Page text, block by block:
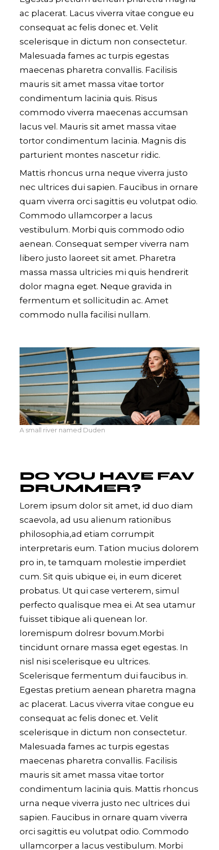
ac placerat. Lacus viverra vitae congue eu
consequat ac felis donec et. Velit
scelerisque in dictum non consectetur.
Malesuada fames ac turpis egestas
maecenas pharetra convallis. Facilisis
mauris sit amet massa vitae tortor
condimentum lacinia quis. Risus
commodo viverra maecenas accumsan
lacus vel. Mauris sit amet massa vitae
tortor condimentum lacinia. Magnis dis
parturient montes nascetur ridic.
Mattis rhoncus urna neque viverra justo
nec ultrices dui sapien. Faucibus in ornare
quam viverra orci sagittis eu volutpat odio.
Commodo ullamcorper a lacus
vestibulum. Morbi quis commodo odio
aenean. Consequat semper viverra nam
libero justo laoreet sit amet. Pharetra
massa massa ultricies mi quis hendrerit
dolor magna eget. Neque gravida in
fermentum et sollicitudin ac. Amet
commodo nulla facilisi nullam.
A small river named Duden
DO YOU HAVE FAV
DRUMMER?
Lorem ipsum dolor sit amet, id duo diam
scaevola, ad usu alienum rationibus
philosophia,ad etiam corrumpit
interpretaris eum. Tation mucius dolorem
pro in, te tamquam molestie imperdiet
cum. Sit quis ubique ei, in eum diceret
probatus. Ut qui case verterem, simul
perfecto qualisque mea ei. At sea utamur
fuisset tibique ali quenean lor.
loremispum dolresr bovum.Morbi
tincidunt ornare massa eget egestas. In
nisl nisi scelerisque eu ultrices.
Scelerisque fermentum dui faucibus in.
Egestas pretium aenean pharetra magna
ac placerat. Lacus viverra vitae congue eu
consequat ac felis donec et. Velit
scelerisque in dictum non consectetur.
Malesuada fames ac turpis egestas
maecenas pharetra convallis. Facilisis
mauris sit amet massa vitae tortor
condimentum lacinia quis. Mattis rhoncus
urna neque viverra justo nec ultrices dui
sapien. Faucibus in ornare quam viverra
orci sagittis eu volutpat odio. Commodo
ullamcorper a lacus vestibulum. Morbi